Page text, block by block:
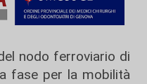
nodo ferroviario di
fase per la mobilità